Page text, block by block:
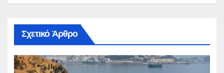
Σχετικό Άρθρο